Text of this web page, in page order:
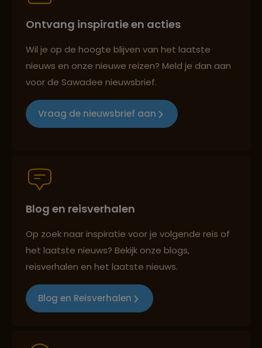
Reizen met oog voor mens, cultuur en milieu
Reiszekerheid met Sawadee
Persoonlijk en deskundig reisadvies
Ontvang inspiratie en acties
Wil je op de hoogte blijven van het laatste
nieuws en onze nieuwe reizen? Meld je dan aan
voor de Sawadee nieuwsbrief.
Vraag de nieuwsbrief aan
Blog en reisverhalen
Op zoek naar inspiratie voor je volgende reis of
het laatste nieuws? Bekijk onze blogs,
reisverhalen en het laatste nieuws.
Blog en Reisverhalen